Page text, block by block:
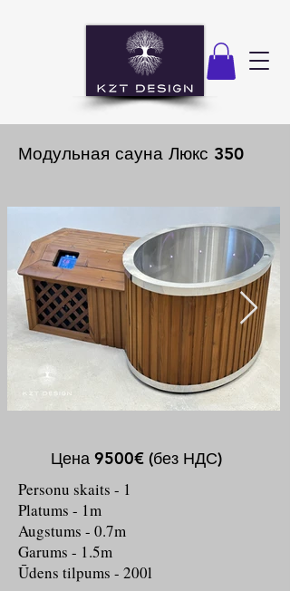
Модульная сауна Люкс 350
Цена 9500€ (без НДС)
Personu skaits - 1
Platums - 1m
Augstums - 0.7m
Garums - 1.5m
Ūdens tilpums - 200l